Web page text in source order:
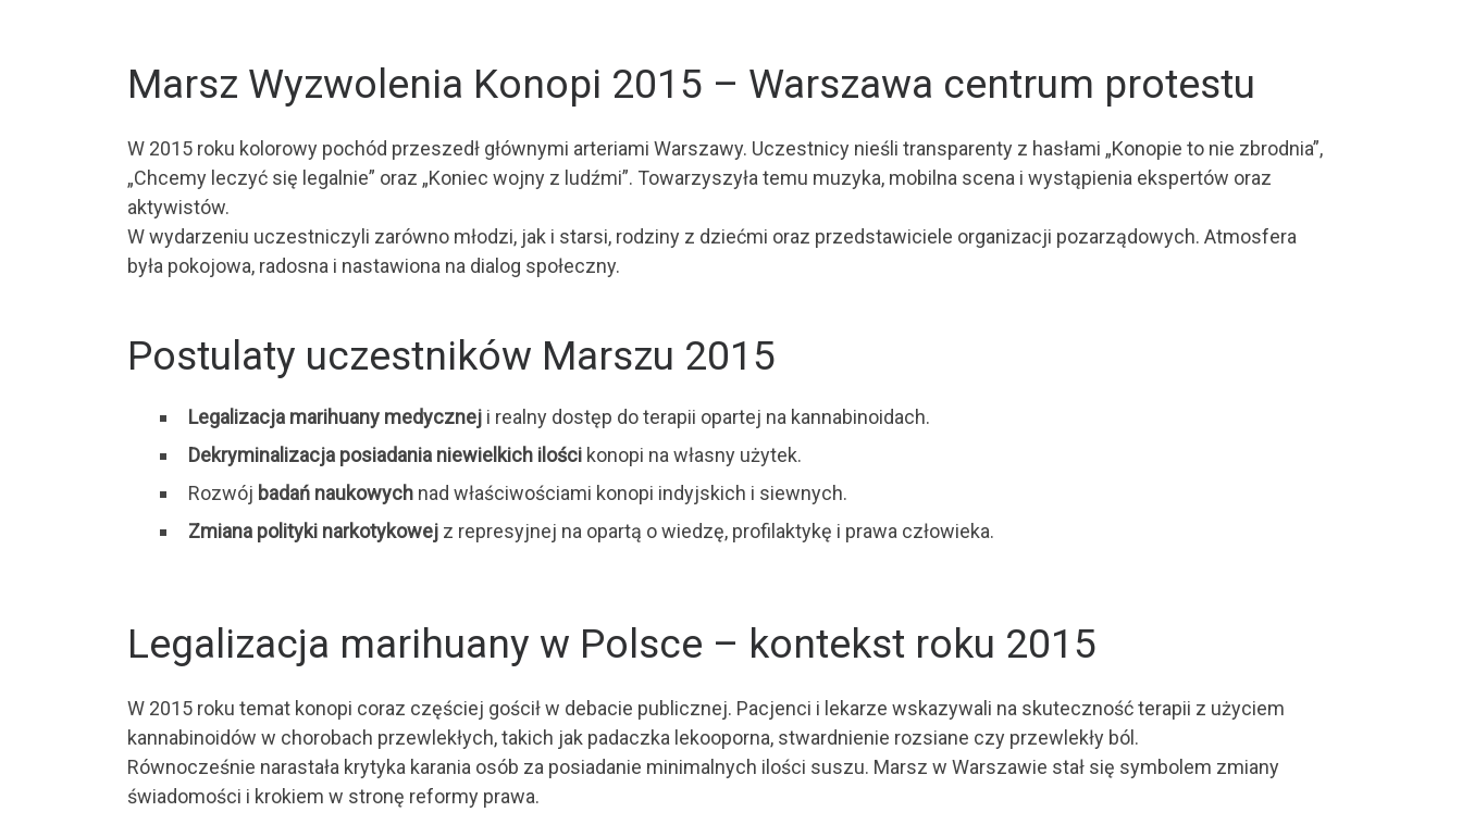
Marsz Wyzwolenia Konopi 2015 – Warszawa centrum protestu
W 2015 roku kolorowy pochód przeszedł głównymi arteriami Warszawy. Uczestnicy nieśli transparenty z hasłami „Konopie to nie zbrodnia”,
„Chcemy leczyć się legalnie” oraz „Koniec wojny z ludźmi”. Towarzyszyła temu muzyka, mobilna scena i wystąpienia ekspertów oraz
aktywistów.
W wydarzeniu uczestniczyli zarówno młodzi, jak i starsi, rodziny z dziećmi oraz przedstawiciele organizacji pozarządowych. Atmosfera
była pokojowa, radosna i nastawiona na dialog społeczny.
Postulaty uczestników Marszu 2015
Legalizacja marihuany medycznej i realny dostęp do terapii opartej na kannabinoidach.
Dekryminalizacja posiadania niewielkich ilości konopi na własny użytek.
Rozwój badań naukowych nad właściwościami konopi indyjskich i siewnych.
Zmiana polityki narkotykowej z represyjnej na opartą o wiedzę, profilaktykę i prawa człowieka.
Legalizacja marihuany w Polsce – kontekst roku 2015
W 2015 roku temat konopi coraz częściej gościł w debacie publicznej. Pacjenci i lekarze wskazywali na skuteczność terapii z użyciem
kannabinoidów w chorobach przewlekłych, takich jak padaczka lekooporna, stwardnienie rozsiane czy przewlekły ból.
Równocześnie narastała krytyka karania osób za posiadanie minimalnych ilości suszu. Marsz w Warszawie stał się symbolem zmiany
świadomości i krokiem w stronę reformy prawa.